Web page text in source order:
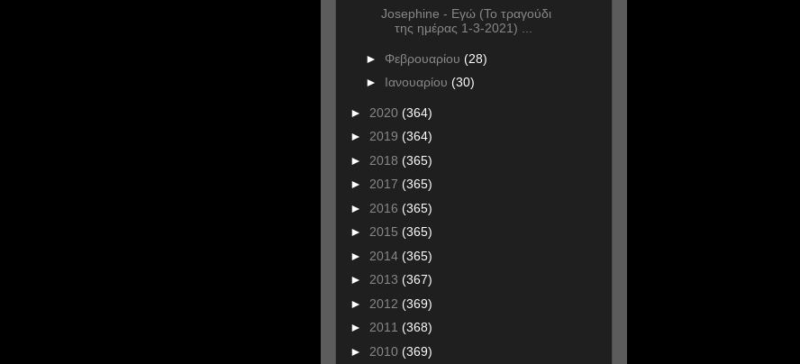
Josephine - Εγώ (Το τραγούδι
της ημέρας 1-3-2021) ...
► Φεβρουαρίου (28)
► Ιανουαρίου (30)
► 2020 (364)
► 2019 (364)
► 2018 (365)
► 2017 (365)
► 2016 (365)
► 2015 (365)
► 2014 (365)
► 2013 (367)
► 2012 (369)
► 2011 (368)
► 2010 (369)